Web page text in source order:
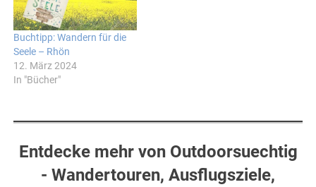
Buchtipp: Wandern für die
Seele – Rhön
12. März 2024
In "Bücher"
Entdecke mehr von Outdoorsuechtig
- Wandertouren, Ausflugsziele,